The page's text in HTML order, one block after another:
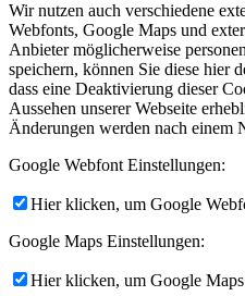
Wir nutzen auch verschiedene
Webfonts, Google Maps und
Anbieter möglicherweise
speichern, können Sie diese hier
dass eine Deaktivierung dieser
Aussehen unserer Webseite
Änderungen werden nach einem
Google Webfont Einstellungen:
Hier klicken, um Google
Google Maps Einstellungen:
Hier klicken, um Google